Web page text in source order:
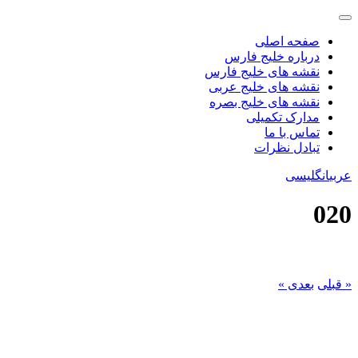
صفحه اصلی
درباره خلیج فارس
نقشه های خلیج فارس
نقشه های خلیج عربی
نقشه های خلیج بصره
مدارک تکمیلی
تماس با ما
تبادل نظرات
عربیانگلیسی
020
« قبلی بعدی »